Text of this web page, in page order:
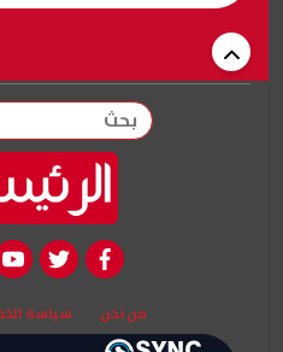
بحث
facebook
من نحن سياسة